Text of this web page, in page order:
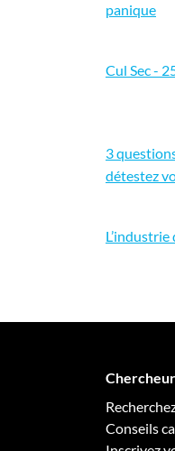
panique
Cul Sec -
3
détestez
Conseils